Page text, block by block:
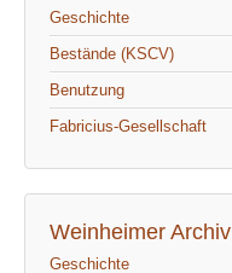
Geschichte
Bestände (KSCV)
Benutzung
Fabricius-Gesellschaft
Weinheimer Archiv
Geschichte